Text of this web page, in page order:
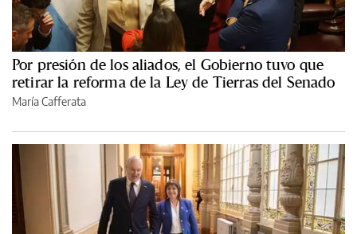
Por presión de los aliados, el Gobierno tuvo que
retirar la reforma de la Ley de Tierras del Senado
María Cafferata